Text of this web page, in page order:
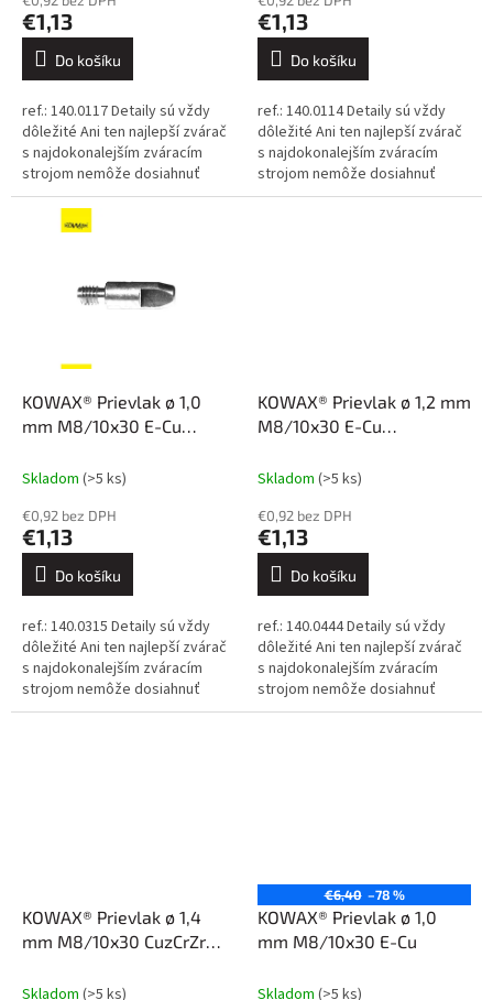
€1,13
Do košíku
ref.: 140.0117 Detaily sú vždy
dôležité Ani ten najlepší zvárač
s najdokonalejším zváracím
strojom nemôže dosiahnuť
dokonalé výsledky, ak sa
spotrebné...
€1,13
Do košíku
ref.: 140.0114 Detaily sú vždy
dôležité Ani ten najlepší zvárač
s najdokonalejším zváracím
strojom nemôže dosiahnuť
dokonalé výsledky, ak sa
KOWAX® Prievlak ø 1,0
mm M8/10x30 E-Cu
Skladom (>5 ks)
€0,92 bez DPH
€1,13
Do košíku
ref.: 140.0315 Detaily sú vždy
dôležité Ani ten najlepší zvárač
s najdokonalejším zváracím
strojom nemôže dosiahnuť
dokonalé výsledky, ak sa
KOWAX® Prievlak ø 1,2 mm
M8/10x30 E-Cu
Skladom (>5 ks)
€0,92 bez DPH
€1,13
Do košíku
ref.: 140.0444 Detaily sú vždy
dôležité Ani ten najlepší zvárač
s najdokonalejším zváracím
strojom nemôže dosiahnuť
dokonalé výsledky, ak sa
KOWAX® Prievlak ø 1,4
mm M8/10x30 CuzCrZr
Skladom (>5 ks)
€6,40 –78 %
KOWAX® Prievlak ø 1,0
mm M8/10x30 E-Cu
Skladom (>5 ks)